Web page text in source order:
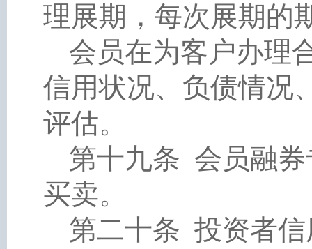
理展期，每次展期的
会员在为客户办理
信用状况、负债情况
评估。
第十九条 会员融
买卖。
第二十条 投资者